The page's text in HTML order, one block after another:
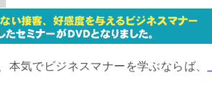
本気でビジネスマナーを学ぶならば、